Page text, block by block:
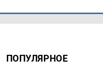
ПОПУЛЯРНОЕ